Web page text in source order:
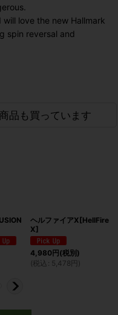
love the new Hallmark
spin reversal and
品も買っています
ヘルファイアX[HellFire
X]
4,980 円 (税別)
(税込 : 5,478 円 )